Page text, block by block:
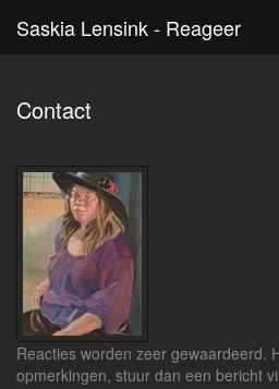
Saskia Lensink - Reageer
Contact
Reacties worden zeer gewaardeerd.
opmerkingen, stuur dan een bericht